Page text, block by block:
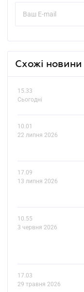
Схожі новини
15.33
Сьогодні
10.01
22 липня 2026
17.09
13 липня 2026
10.55
3 червня 2026
17.03
29 травня 2026